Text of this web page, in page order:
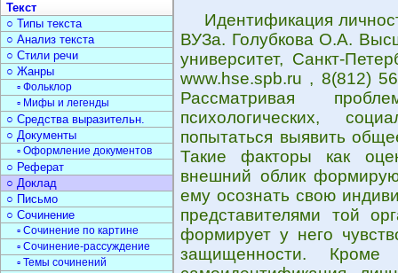
Идентификация
ВУЗа. Голубкова О.А.
университет, Санкт-
www.hse.spb.ru , 8(812)
Рассматривая
психологических,
попытаться выявить
Такие факторы как
внешний облик
ему осознать свою
представителями той
формирует у него
защищенности.
Текст
○ Типы текста
○ Анализ текста
○ Стили речи
○ Жанры
▫ Фольклор
▫ Мифы и легенды
○ Средства выразительн.
○ Документы
▫ Оформление документов
○ Реферат
○ Доклад
○ Письмо
○ Сочинение
▫ Сочинение по картине
▫ Сочинение-рассуждение
▫ Темы сочинений